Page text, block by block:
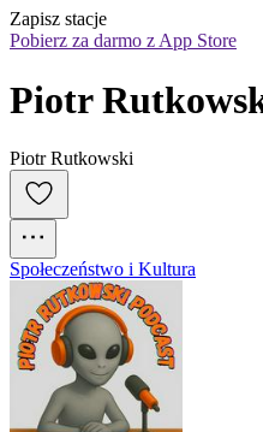
Zapisz stacje
Pobierz za darmo z App Store
Piotr
Piotr Rutkowski
Społeczeństwo i Kultura